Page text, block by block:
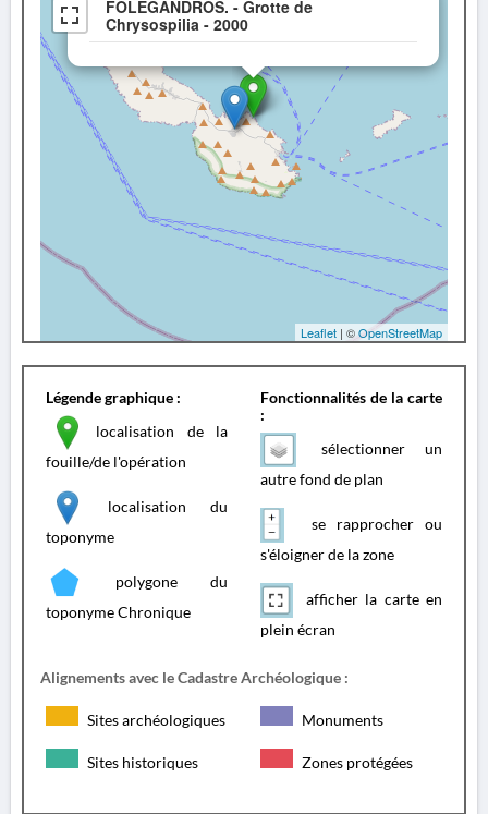
FOLÉGANDROS. - Grotte de
Chrysospilia - 2000
Leaflet | ©OpenStreetMap
Légende graphique :
localisation de la
fouille/de l'opération
localisation du
toponyme
polygone du
toponyme Chronique
Fonctionnalités de la carte
:
sélectionner un
autre fond de plan
se rapprocher ou
s'éloigner de la zone
afficher la carte en
plein écran
Alignements avec le Cadastre Archéologique :
Sites archéologiques Monuments
Sites historiques Zones protégées